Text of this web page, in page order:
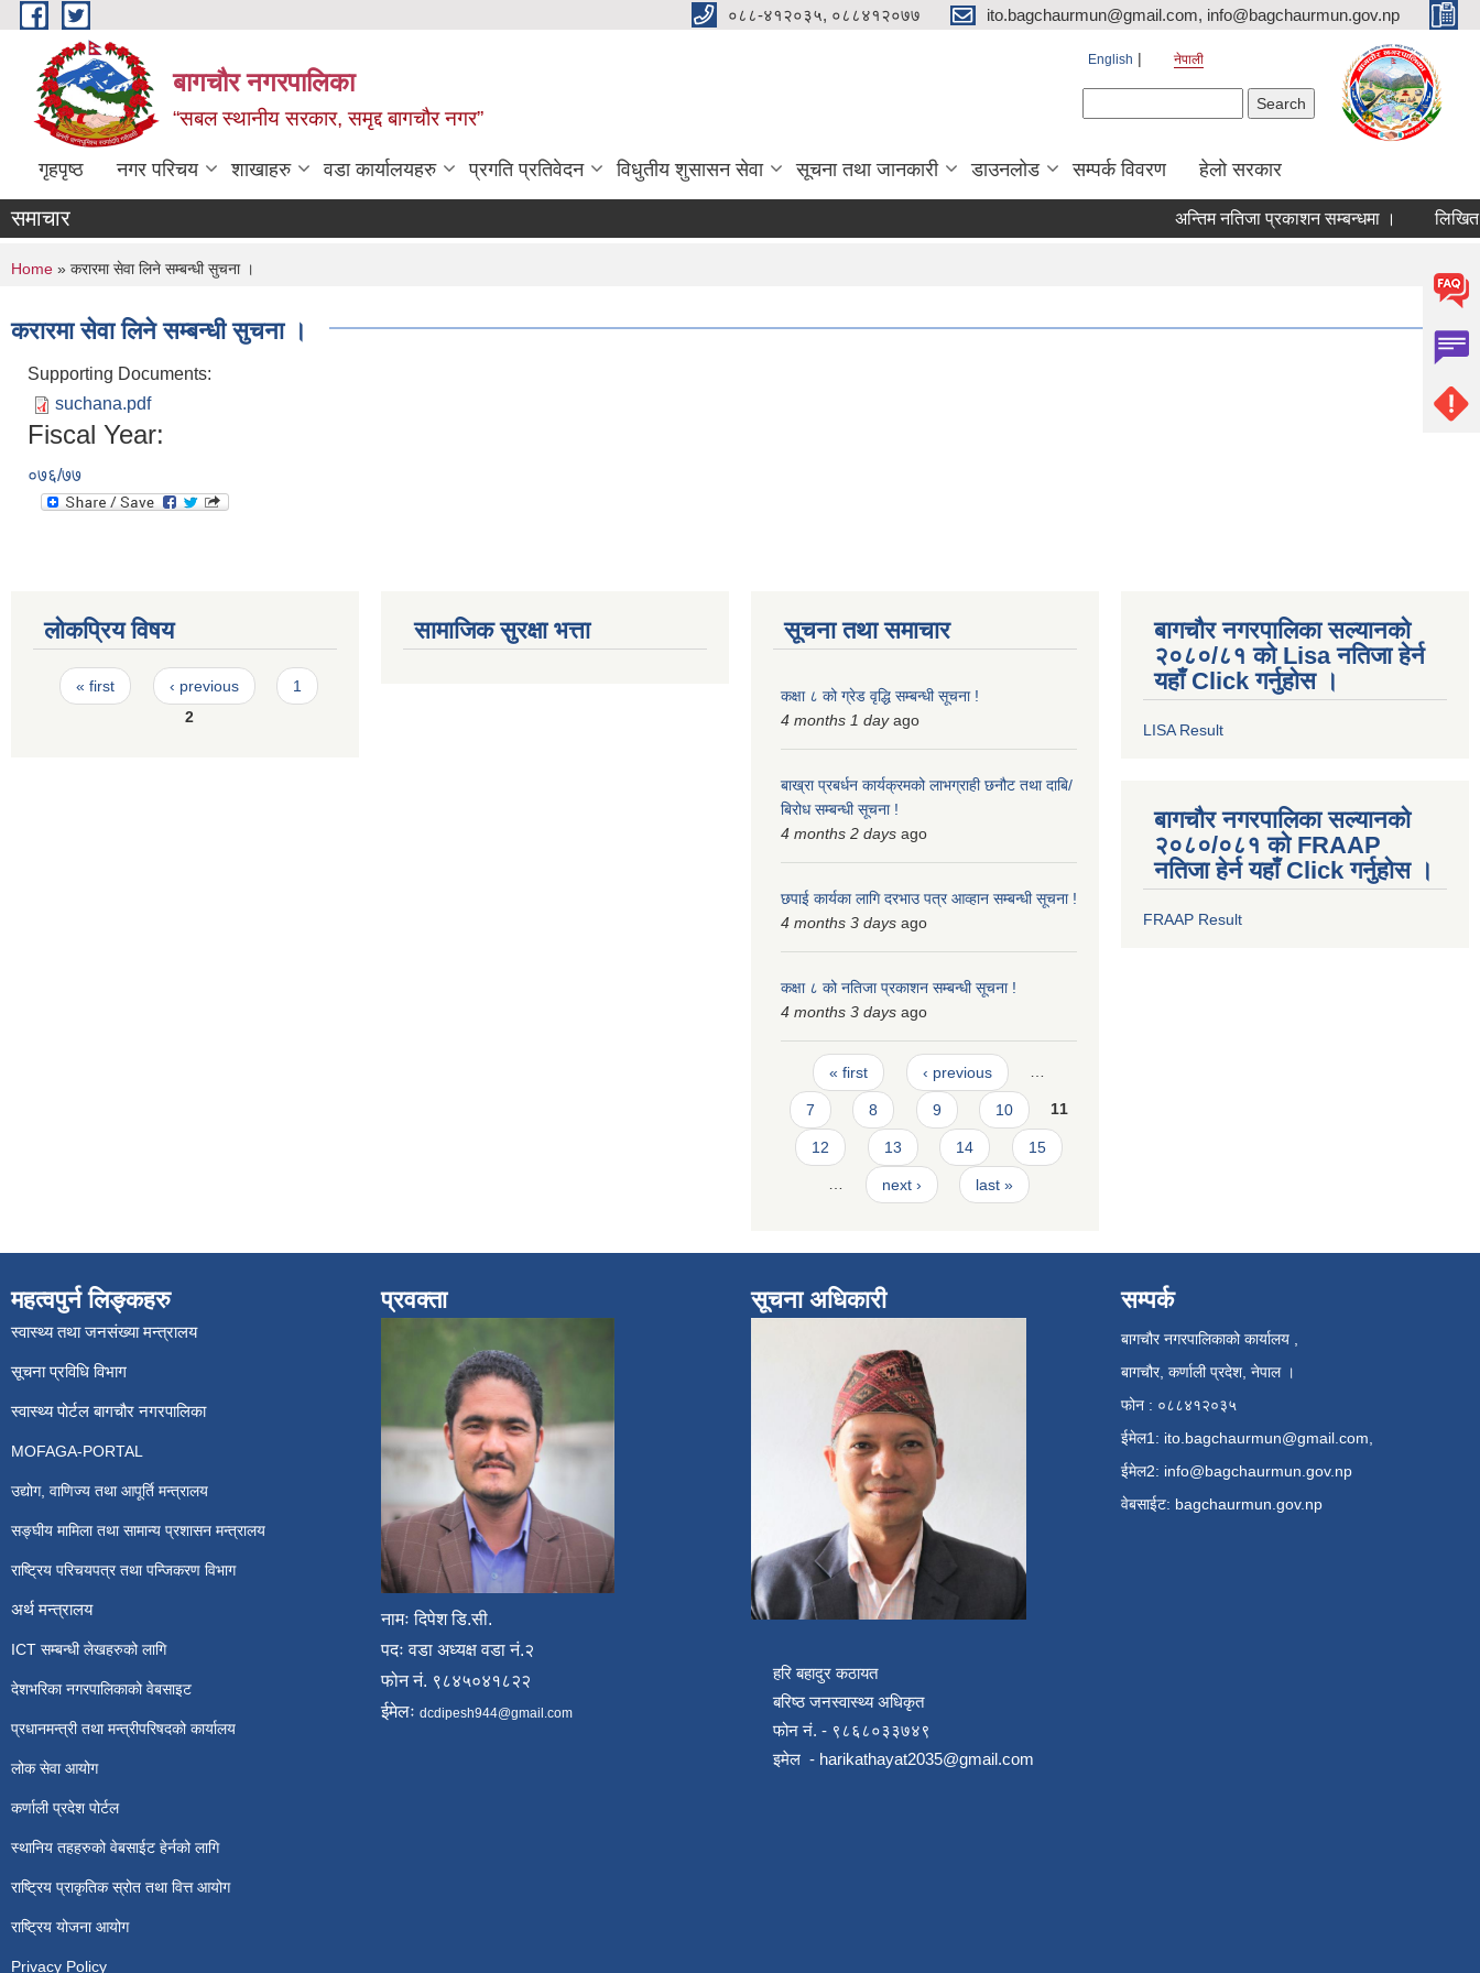
Skip to main content ०८८-४१२०३५, ०८८४१२०७७ ito.bagchaurmun@gmail.com, info@bagchaurmun.gov.np
बागचौर नगरपालिका
“सबल स्थानीय सरकार, समृद्द बागचौर नगर”
English नेपाली
गृहपृष्ठ नगर परिचय शाखाहरु वडा ‍कार्यालयहरु प्रगति प्रतिवेदन विधुतीय शुसासन सेवा सूचना तथा जानकारी डाउनलोड सम्पर्क विवरण हेलो सरकार
समाचार अन्तिम नतिजा प्रकाशन सम्बन्धमा । लिखित
You are here
Home » करारमा सेवा लिने सम्बन्धी सुचना ।
करारमा सेवा लिने सम्बन्धी सुचना ।
Supporting Documents:
suchana.pdf
Fiscal Year:
०७६/७७
लोकप्रिय विषय
Pages
« first ‹ previous
1
2
सामाजिक सुरक्षा भत्ता सूचना तथा समाचार
कक्षा ८ को ग्रेड वृद्धि सम्बन्धी सूचना !
4 months 1 dayago
बाख्रा प्रबर्धन कार्यक्रमको लाभग्राही छनौट तथा दाबि/
बिरोध सम्बन्धी सूचना !
4 months 2 days ago
छपाई कार्यका लागि दरभाउ पत्र आव्हान सम्बन्धी सूचना !
4 months 3 days ago
कक्षा ८ को नतिजा प्रकाशन सम्बन्धी सूचना !
4 months 3 days ago
Pages
« first ‹ previous …
7 8 9 10 11
12 13 14 15
… next › last »
बागचौर नगरपालिका सल्यानको
२०८०/८१ को Lisa नतिजा हेर्न
यहाँ Click गर्नुहोस ।
LISA Result
बागचौर नगरपालिका सल्यानको
२०८०/०८१ को FRAAP
नतिजा हेर्न यहाँ Click गर्नुहोस ।
FRAAP Result
महत्वपुर्न लिङ्कहरु
स्वास्थ्य तथा जनसंख्या मन्त्रालय
सूचना प्रविधि विभाग
स्वास्थ्य पोर्टल बागचौर नगरपालिका
MOFAGA-PORTAL
उद्योग, वाणिज्य तथा आपूर्ति मन्त्रालय
सङ्घीय मामिला तथा सामान्य प्रशासन मन्त्रालय
राष्ट्रिय परिचयपत्र तथा पन्जिकरण विभाग
अर्थ मन्त्रालय
ICT सम्बन्धी लेखहरुको लागि
देशभरिका नगरपालिकाको वेबसाइट
प्रधानमन्त्री तथा मन्त्रीपरिषदको कार्यालय
लोक सेवा आयोग
कर्णाली प्रदेश पोर्टल
स्थानिय तहहरुको वेबसाईट हेर्नको लागि
राष्ट्रिय प्राकृतिक स्रोत तथा वित्त आयोग
राष्ट्रिय योजना आयोग
Privacy Policy
प्रवक्ता
नामः दिपेश डि.सी.
पदः वडा अध्यक्ष वडा नं.२
फोन नं. ९८४५०४१८२२
ईमेलः dcdipesh944@gmail.com
सूचना अधिकारी
हरि बहादुर कठायत
बरिष्ठ जनस्वास्थ्य अधिकृत
फोन नं. - ९८६८०३३७४९
इमेल - harikathayat2035@gmail.com
सम्पर्क
बागचौर नगरपालिकाको कार्यालय ,
बागचौर, कर्णाली प्रदेश, नेपाल ।
फोन : ०८८४१२०३५
ईमेल1: ito.bagchaurmun@gmail.com
ईमेल2: info@bagchaurmun.gov.np
वे‍बसाईट: bagchaurmun.gov.np